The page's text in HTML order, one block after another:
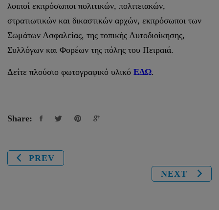
λοιποί εκπρόσωποι πολιτικών, πολιτειακών,
στρατιωτικών και δικαστικών αρχών, εκπρόσωποι των
Σωμάτων Ασφαλείας, της τοπικής Αυτοδιοίκησης,
Συλλόγων και Φορέων της πόλης του Πειραιά.
Δείτε πλούσιο φωτογραφικό υλικό ΕΔΩ.
Share:
PREV
NEXT